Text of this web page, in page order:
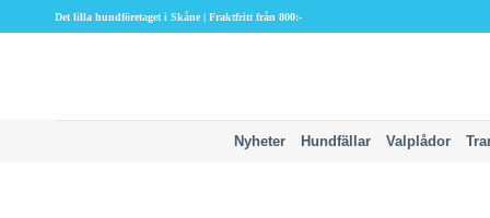
Det lilla hundföretaget i Skåne | Fraktfritt från 800:-
Nyheter Hundfällar Valplådor